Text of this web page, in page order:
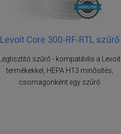
Levoit Core 300-RF-RTL szűrő
Légtisztító szűrő - kompatibilis a Levoit
termékekkel, HEPA H13 minősítés,
csomagonként egy szűrő